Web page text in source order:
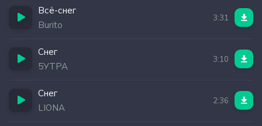
Всё-снег
Burito
3:31
Снег
5УТРА
3:10
Снег
LIONA
2:36